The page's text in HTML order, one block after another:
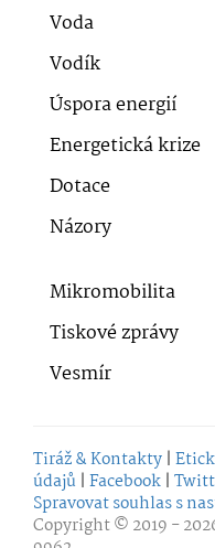
Voda
Vodík
Úspora energií
Energetická krize
Dotace
Názory
Mikromobilita
Tiskové zprávy
Vesmír
Tiráž & Kontakty |
údajů | Facebook |
Spravovat souhlas s
Copyright © 2019 -